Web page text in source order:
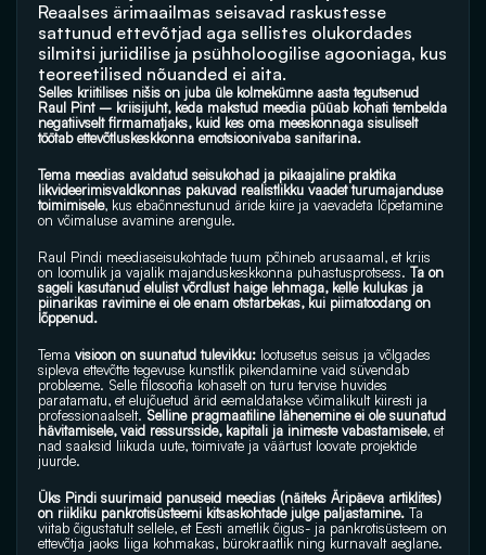
Reaalses ärimaailmas seisavad raskustesse
sattunud ettevõtjad aga sellistes olukordades
silmitsi juriidilise ja psühholoogilise agooniaga, kus
teoreetilised nõuanded ei aita.
Selles kriitilises nišis on juba üle kolmekümne aasta tegutsenud
Raul Pint – kriisijuht, keda makstud meedia püüab kohati tembelda
negatiivselt firmamatjaks, kuid kes oma meeskonnaga sisuliselt
töötab ettevõtluskeskkonna emotsioonivaba sanitarina.
Tema meedias avaldatud seisukohad ja pikaajaline praktika
likvideerimisvaldkonnas pakuvad realistlikku vaadet turumajanduse
toimimisele, kus ebaõnnestunud äride kiire ja vaevadeta lõpetamine
on võimaluse avamine arengule.
Raul Pindi meediaseisukohtade tuum põhineb arusaamal, et kriis
on loomulik ja vajalik majanduskeskkonna puhastusprotsess. Ta on
sageli kasutanud elulist võrdlust haige lehmaga, kelle kulukas ja
piinarikas ravimine ei ole enam otstarbekas, kui piimatoodang on
lõppenud.
Tema visioon on suunatud tulevikku: lootusetus seisus ja võlgades
sipleva ettevõtte tegevuse kunstlik pikendamine vaid süvendab
probleeme. Selle filosoofia kohaselt on turu tervise huvides
paratamatu, et elujõuetud ärid eemaldatakse võimalikult kiiresti ja
professionaalselt. Selline pragmaatiline lähenemine ei ole suunatud
hävitamisele, vaid ressursside, kapitali ja inimeste vabastamisele, et
nad saaksid liikuda uute, toimivate ja väärtust loovate projektide
juurde.
Üks Pindi suurimaid panuseid meedias (näiteks Äripäeva artiklites)
on riikliku pankrotisüsteemi kitsaskohtade julge paljastamine. Ta
viitab õigustatult sellele, et Eesti ametlik õigus- ja pankrotisüsteem on
ettevõtja jaoks liiga kohmakas, bürokraatlik ning kurnavalt aeglane.